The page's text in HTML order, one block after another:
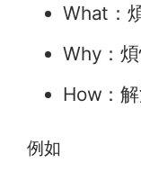
What：
Why：煩
How：
例如